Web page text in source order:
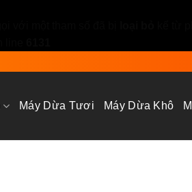
Máy Dừa Tươi Máy Dừa Khô